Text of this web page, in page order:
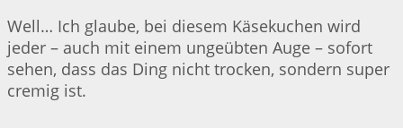
Well… Ich glaube, bei diesem Käsekuchen wird
jeder – auch mit einem ungeübten Auge – sofort
sehen, dass das Ding nicht trocken, sondern super
cremig ist.